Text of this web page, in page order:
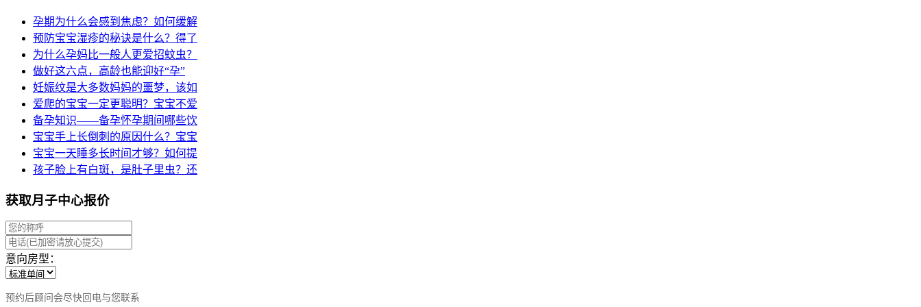
孕期为什么会感到焦虑？如何缓解
预防宝宝湿疹的秘诀是什么？得了
为什么孕妈比一般人更爱招蚊虫？
做好这六点，高龄也能迎好“孕”
妊娠纹是大多数妈妈的噩梦，该如
爱爬的宝宝一定更聪明？宝宝不爱
备孕知识——备孕怀孕期间哪些饮
宝宝手上长倒刺的原因什么？宝宝
宝宝一天睡多长时间才够？如何提
孩子脸上有白斑，是肚子里虫？还
获取月子中心报价
意向房型：
预约后顾问会尽快回电与您联系